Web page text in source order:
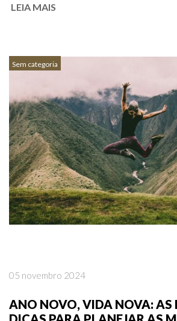
LEIA MAIS
Sem categoria
05 novembro 2024
ANO NOVO, VIDA NOVA: AS